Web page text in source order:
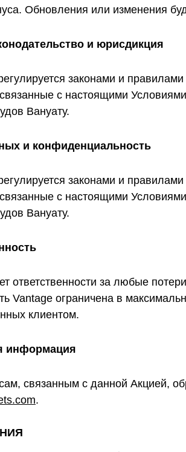
Обновления или изменения
и юрисдикция
законами и
с настоящими
Вануату.
и конфиденциальность
законами и
с настоящими
Вануату.
ответственности за любые
Vantage ограничена в
клиентом.
информация
связанным с данной Акцией,
.